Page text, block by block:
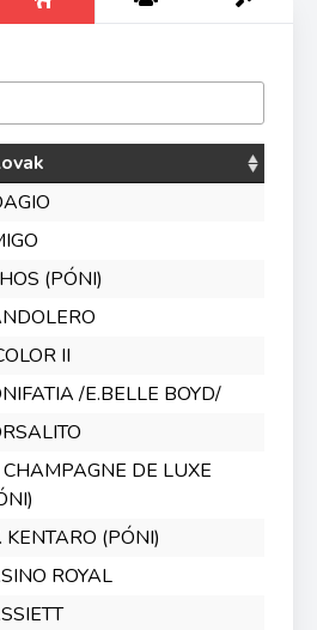
(PÓNI)
II
/E.BELLE BOYD/
CHAMPAGNE DE LUXE
KENTARO (PÓNI)
ROYAL